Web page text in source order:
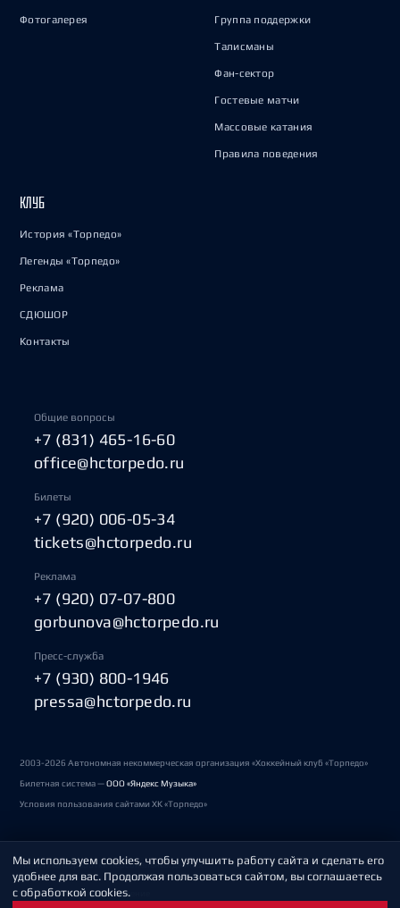
Фотогалерея Группа поддержки
Талисманы
Фан-сектор
Гостевые матчи
Массовые катания
Правила поведения
КЛУБ
История «Торпедо»
Легенды «Торпедо»
Реклама
СДЮШОР
Контакты
Общие вопросы
+7 (831) 465-16-60
office@hctorpedo.ru
Билеты
+7 (920) 006-05-34
tickets@hctorpedo.ru
Реклама
+7 (920) 07-07-800
gorbunova@hctorpedo.ru
Пресс-служба
+7 (930) 800-1946
pressa@hctorpedo.ru
2003-2026 Автономная некоммерческая организация «Хоккейный клуб «Торпедо»
Билетная система —ООО «Яндекс Музыка»
Условия пользования сайтами ХК «Торпедо»
Политика обработки персональных данных
Пользовательское соглашение
Мы используем cookies, чтобы улучшить работу сайта и сделать его
удобнее для вас. Продолжая пользоваться сайтом, вы соглашаетесь
с обработкой cookies.